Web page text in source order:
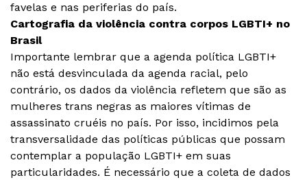
favelas e nas periferias do país.
Cartografia da violência contra corpos LGBTI+ no
Brasil
Importante lembrar que a agenda política LGBTI+
não está desvinculada da agenda racial, pelo
contrário, os dados da violência refletem que são as
mulheres trans negras as maiores vítimas de
assassinato cruéis no país. Por isso, incidimos pela
transversalidade das políticas públicas que possam
contemplar a população LGBTI+ em suas
particularidades. É necessário que a coleta de dados